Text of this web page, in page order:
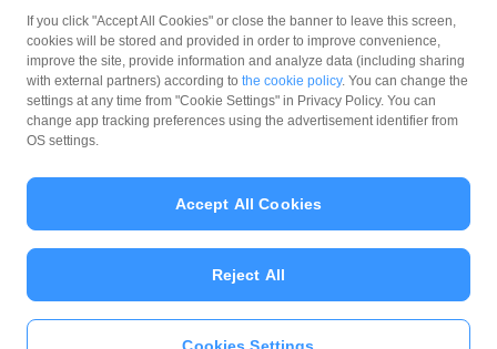
登録情報の確認・変更 加盟店情報
規約
ガイドライン
If you click "Accept All Cookies" or close the banner to leave this screen,
cookies will be stored and provided in order to improve convenience,
improve the site, provide information and analyze data (including sharing
with external partners) according to the cookie policy. You can change the
settings at any time from "Cookie Settings" in Privacy Policy. You can
change app tracking preferences using the advertisement identifier from
OS settings.
Reject All
Accept All Cookies